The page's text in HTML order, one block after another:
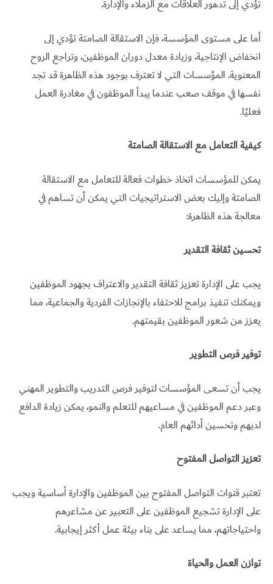
تؤدي إلى تدهور العلاقات مع الزملاء والإدارة.
أما على مستوى المؤسسة، فإن الاستقالة الصامتة تؤدي إلى
انخفاض الإنتاجية، وزيادة معدل دوران الموظفين، وتراجع الروح
المعنوية. المؤسسات التي لا تعترف بوجود هذه الظاهرة قد تجد
نفسها في موقف صعب عندما يبدأ الموظفون في مغادرة العمل
فعليًا.
كيفية التعامل مع الاستقالة الصامتة
يمكن للمؤسسات اتخاذ خطوات فعالة للتعامل مع الاستقالة
الصامتة وإليك بعض الاستراتيجيات التي يمكن أن تساهم في
معالجة هذه الظاهرة:
تحسين ثقافة التقدير
يجب على الإدارة تعزيز ثقافة التقدير والاعتراف بجهود الموظفين
ويمكنك تنفيذ برامج للاحتفاء بالإنجازات الفردية والجماعية، مما
يعزز من شعور الموظفين بقيمتهم.
توفير فرص التطوير
يجب أن تسعى المؤسسات لتوفير فرص التدريب والتطوير المهني
وعبر دعم الموظفين في مساعيهم للتعلم والنمو، يمكن زيادة الدافع
لديهم وتحسين أدائهم العام.
تعزيز التواصل المفتوح
تعتبر قنوات التواصل المفتوح بين الموظفين والإدارة أساسية ويجب
على الإدارة تشجيع الموظفين على التعبير عن مشاعرهم
واحتياجاتهم، مما يساعد على بناء بيئة عمل أكثر إيجابية.
توازن العمل والحياة